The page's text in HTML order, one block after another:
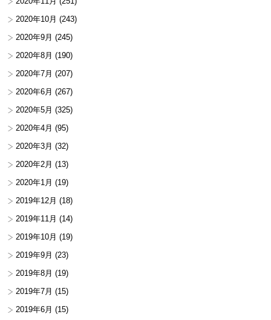
2020年10月 (243)
2020年9月 (245)
2020年8月 (190)
2020年7月 (207)
2020年6月 (267)
2020年5月 (325)
2020年4月 (95)
2020年3月 (32)
2020年2月 (13)
2020年1月 (19)
2019年12月 (18)
2019年11月 (14)
2019年10月 (19)
2019年9月 (23)
2019年8月 (19)
2019年7月 (15)
2019年6月 (15)